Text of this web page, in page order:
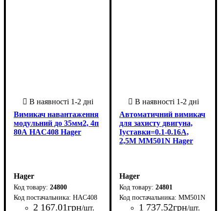
Вимикач навантаження
модульний до 35мм2, 4п
80А HAC408 Hager
Hager
24800
HAC408
2 167.01грн/шт.
Автоматичний вимикач
для захисту двигуна,
Iуставки=0.1-0.16А,
2,5М MM501N Hager
Hager
24801
MM501N
1 737.52грн/шт.